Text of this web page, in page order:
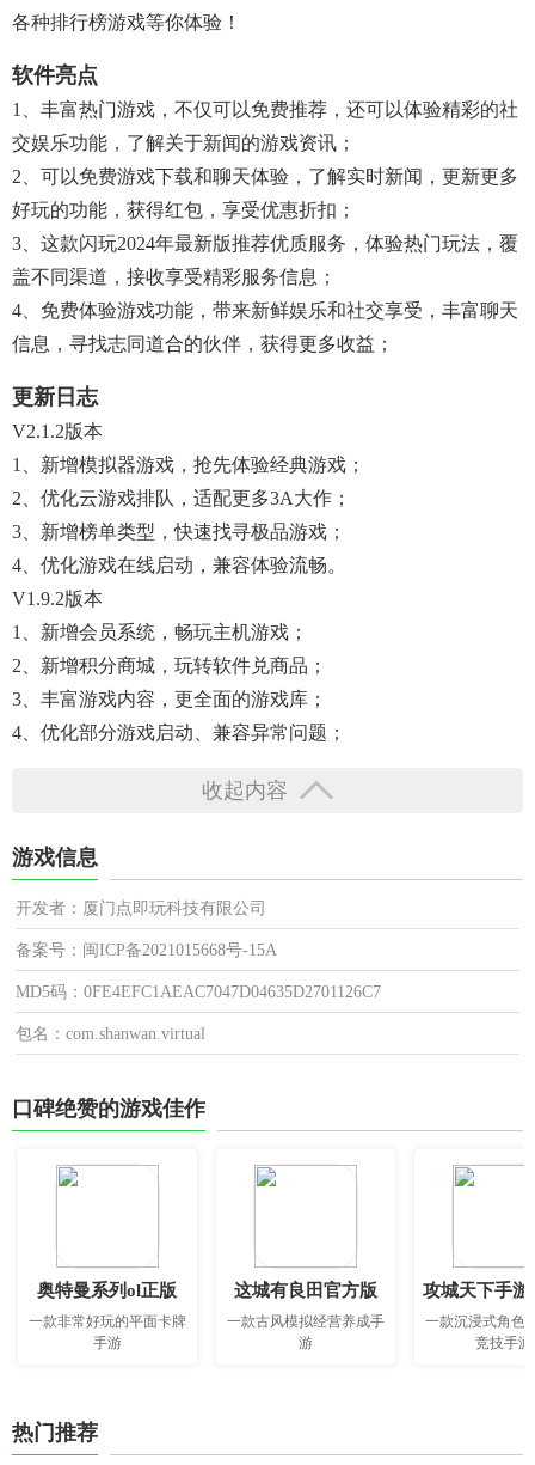
各种排行榜游戏等你体验！
软件亮点
1、丰富热门游戏，不仅可以免费推荐，还可以体验精彩的社
交娱乐功能，了解关于新闻的游戏资讯；
2、可以免费游戏下载和聊天体验，了解实时新闻，更新更多
好玩的功能，获得红包，享受优惠折扣；
3、这款闪玩2024年最新版推荐优质服务，体验热门玩法，覆
盖不同渠道，接收享受精彩服务信息；
4、免费体验游戏功能，带来新鲜娱乐和社交享受，丰富聊天
信息，寻找志同道合的伙伴，获得更多收益；
更新日志
V2.1.2版本
1、新增模拟器游戏，抢先体验经典游戏；
2、优化云游戏排队，适配更多3A大作；
3、新增榜单类型，快速找寻极品游戏；
4、优化游戏在线启动，兼容体验流畅。
V1.9.2版本
1、新增会员系统，畅玩主机游戏；
2、新增积分商城，玩转软件兑商品；
3、丰富游戏内容，更全面的游戏库；
4、优化部分游戏启动、兼容异常问题；
收起内容
游戏信息
开发者：厦门点即玩科技有限公司
备案号：闽ICP备2021015668号-15A
MD5码：0FE4EFC1AEAC7047D04635D2701126C7
包名：com.shanwan.virtual
口碑绝赞的游戏佳作
奥特曼系列ol正版
一款非常好玩的平面卡牌
手游
这城有良田官方版
一款古风模拟经营养成手
游
攻城天下手游
一款沉浸式角色
竞技手游
热门推荐